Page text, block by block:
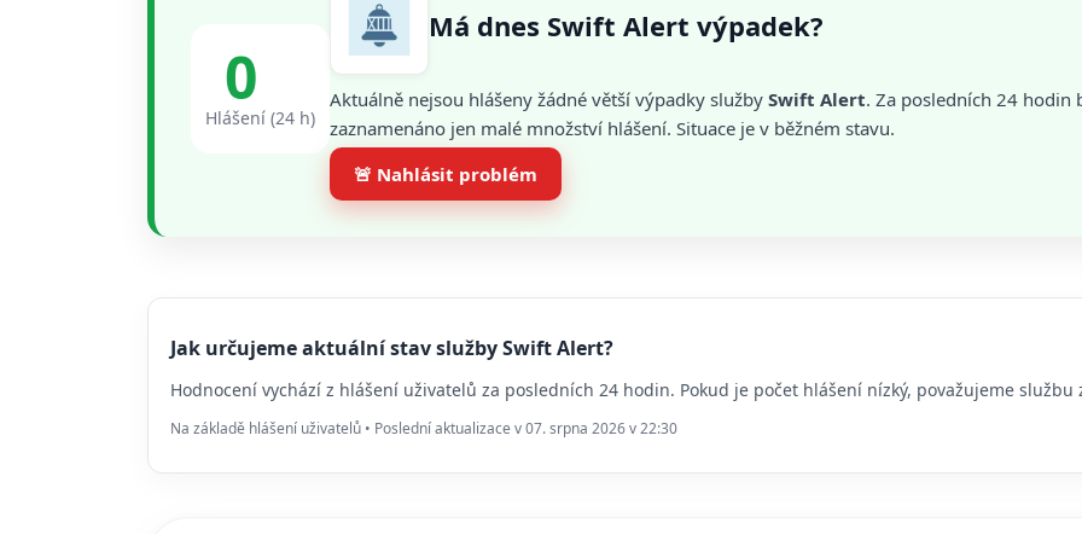
0
Hlášení (24 h)
Má dnes Swift Alert výpadek?
Aktuálně nejsou hlášeny žádné větší výpadky služby Swift Alert. Za posledních 24 hodin
zaznamenáno jen malé množství hlášení. Situace je v běžném stavu.
🚨 Nahlásit problém
Jak určujeme aktuální stav služby Swift Alert?
Hodnocení vychází z hlášení uživatelů za posledních 24 hodin. Pokud je počet hlášení nízký, považujeme službu
Na základě hlášení uživatelů • Poslední aktualizace v 07. srpna 2026 v 22:30